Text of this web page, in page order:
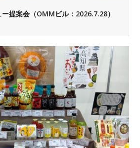
提案会（OMMビル：2026.7.28）